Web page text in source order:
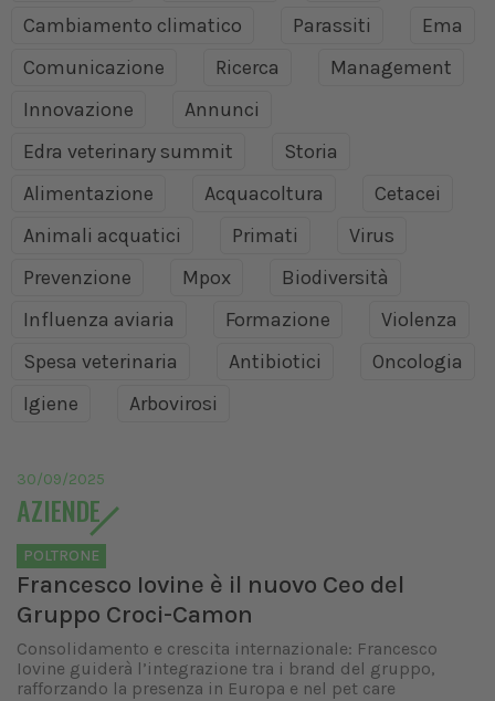
Cambiamento climatico
Parassiti
Ema
Comunicazione
Ricerca
Management
Innovazione
Annunci
Edra veterinary summit
Storia
Alimentazione
Acquacoltura
Cetacei
Animali acquatici
Primati
Virus
Prevenzione
Mpox
Biodiversità
Influenza aviaria
Formazione
Violenza
Spesa veterinaria
Antibiotici
Oncologia
Igiene
Arbovirosi
30/09/2025
AZIENDE
POLTRONE
Francesco Iovine è il nuovo Ceo del
Gruppo Croci-Camon
Consolidamento e crescita internazionale: Francesco
Iovine guiderà l’integrazione tra i brand del gruppo,
rafforzando la presenza in Europa e nel pet care